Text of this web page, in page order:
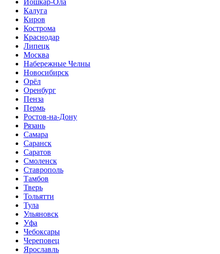
Калуга
Киров
Кострома
Краснодар
Липецк
Москва
Набережные Челны
Новосибирск
Орёл
Оренбург
Пенза
Пермь
Ростов-на-Дону
Рязань
Самара
Саранск
Саратов
Смоленск
Ставрополь
Тамбов
Тверь
Тольятти
Тула
Ульяновск
Уфа
Чебоксары
Череповец
Ярославль